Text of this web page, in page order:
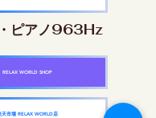
ピアノ963Hz
RELAX WORLD SHOP
天市場 RELAX WORLD店